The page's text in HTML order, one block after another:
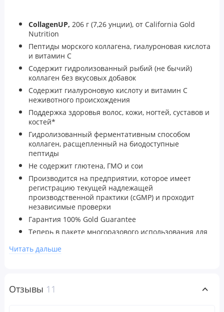
CollagenUP, 206 г (7,26 унции), от California Gold
Nutrition
Пептиды морского коллагена, гиалуроновая кислота
и витамин C
Содержит гидролизованный рыбий (не бычий)
коллаген без вкусовых добавок
Содержит гиалуроновую кислоту и витамин C
неживотного происхождения
Поддержка здоровья волос, кожи, ногтей, суставов и
костей*
Гидролизованный ферментативным способом
коллаген, расщепленный на биодоступные
пептиды
Не содержит глютена, ГМО и сои
Производится на предприятии, которое имеет
регистрацию текущей надлежащей
производственной практики (cGMP) и проходит
независимые проверки
Гарантия 100% Gold Guarantee
Теперь в пакете многоразового использования для
Коллаген, гиалуроновая кислота и витамин C
California Gold Nutrition
содержит все три ингредиента
Читать дальше
Отзывы 11